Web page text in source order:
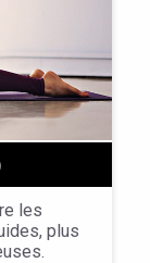
les
plus